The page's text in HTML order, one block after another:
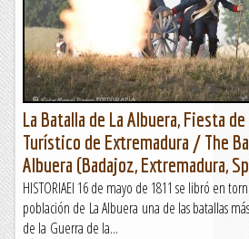
La Batalla de La Albuera, Fiesta
Turístico de Extremadura / The
Albuera (Badajoz, Extremadura,
HISTORIAEl 16 de mayo de 1811 se libró en
población de La Albuera una de las batallas
de la Guerra de la...